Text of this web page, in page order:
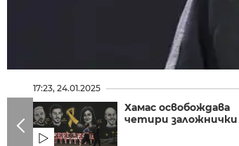
17:23, 24.01.2025
Хамас освобождава
четири заложнички